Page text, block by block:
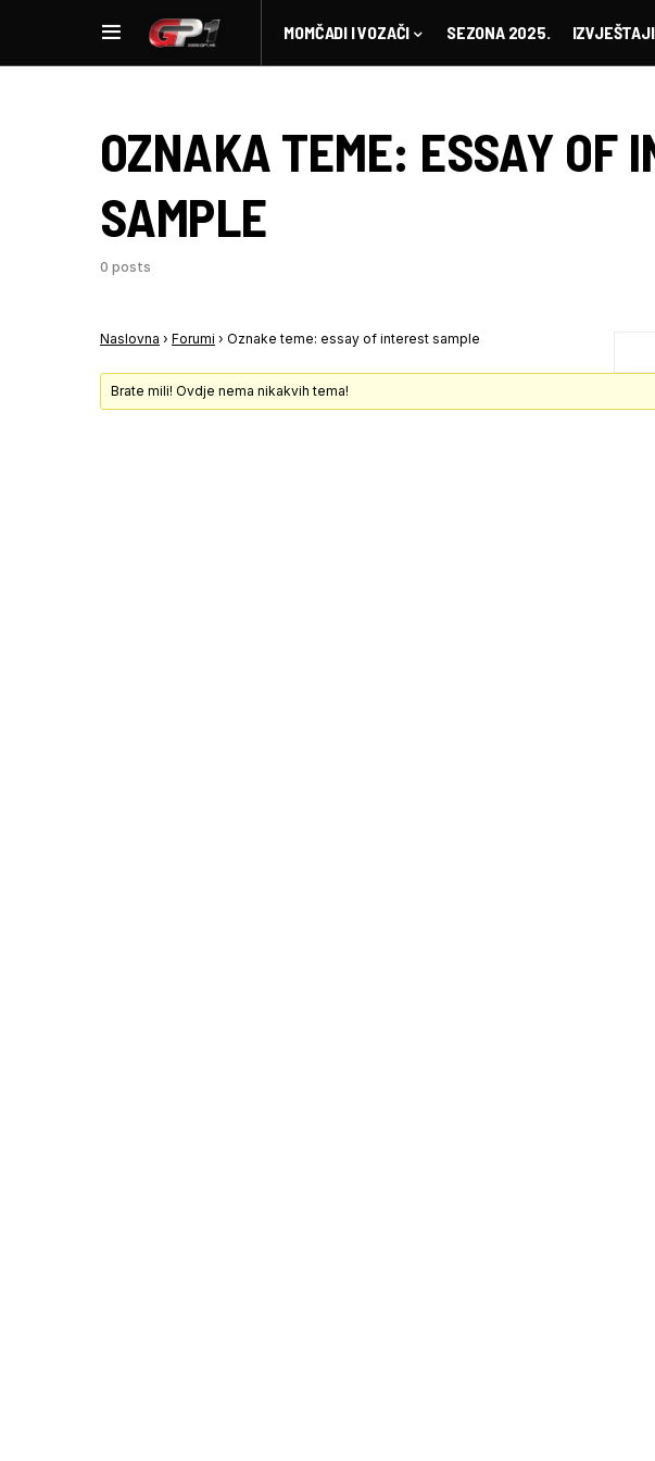
MOMČADI I VOZAČI SEZONA 2025. IZVJEŠTAJI
OZNAKA TEME: ESSAY OF
SAMPLE
0 posts
Naslovna › Forumi › Oznake teme: essay of interest sample
Brate mili! Ovdje nema nikakvih tema!